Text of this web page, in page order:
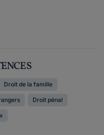
Droit de la famille
Droit pénal